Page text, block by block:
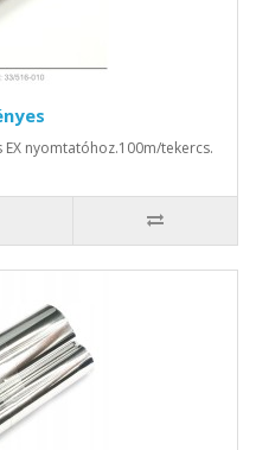
EX nyomtatóhoz.100m/tekercs.